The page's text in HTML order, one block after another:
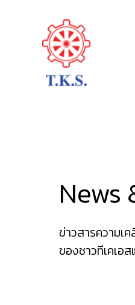
News
ข่าวสารความเ
ของชาวทีเคเอ